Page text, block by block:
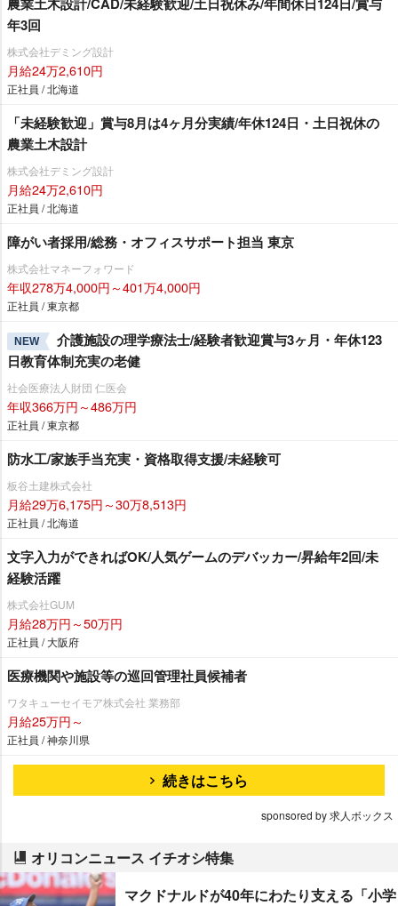
年3回
株式会社デミング設計
月給24万2,610円
正社員 / 北海道
「未経験歓迎」賞与8月は4ヶ月分実績/年休124日・土日祝休の
農業土木設計
株式会社デミング設計
月給24万2,610円
正社員 / 北海道
障がい者採用/総務・オフィスサポート担当 東京
株式会社マネーフォワード
年収278万4,000円～401万4,000円
正社員 / 東京都
NEW
介護施設の理学療法士/経験者歓迎賞与3ヶ月・年休123
日教育体制充実の老健
社会医療法人財団 仁医会
年収366万円～486万円
正社員 / 東京都
防水工/家族手当充実・資格取得支援/未経験可
板谷土建株式会社
月給29万6,175円～30万8,513円
正社員 / 北海道
文字入力ができればOK/人気ゲームのデバッカー/昇給年2回/未
経験活躍
株式会社GUM
月給28万円～50万円
正社員 / 大阪府
医療機関や施設等の巡回管理社員候補者
ワタキューセイモア株式会社 業務部
月給25万円～
正社員 / 神奈川県
続きはこちら
sponsored by 求人ボックス
オリコンニュース イチオシ特集
マクドナルドが40年にわたり支える「小学